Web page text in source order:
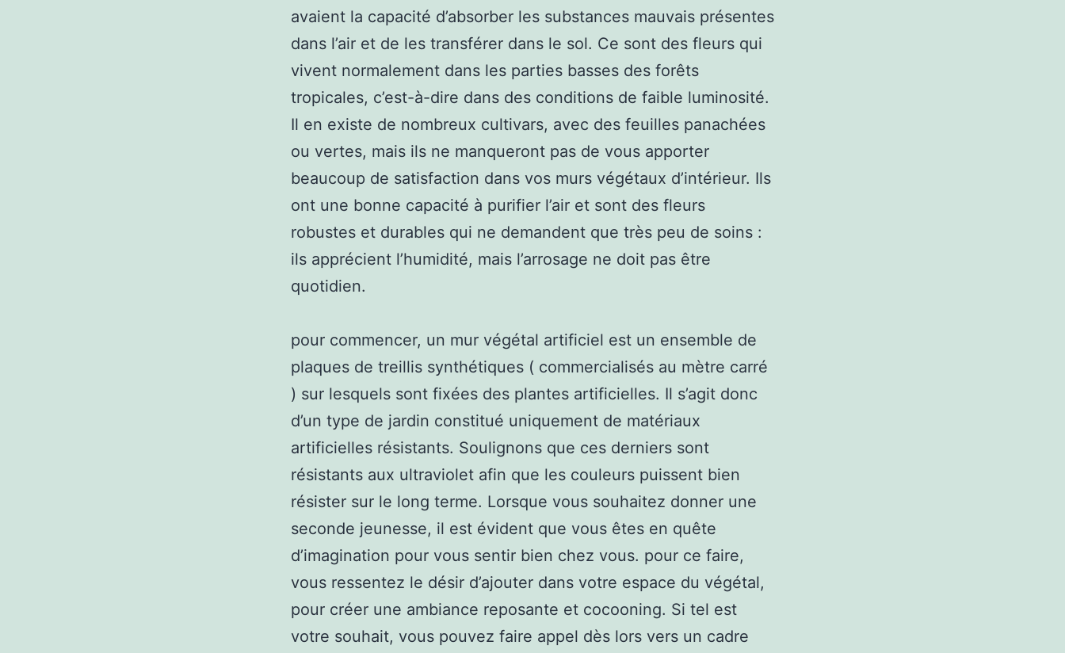
avaient la capacité d’absorber les substances mauvais présentes
dans l’air et de les transférer dans le sol. Ce sont des fleurs qui
vivent normalement dans les parties basses des forêts
tropicales, c’est-à-dire dans des conditions de faible luminosité.
Il en existe de nombreux cultivars, avec des feuilles panachées
ou vertes, mais ils ne manqueront pas de vous apporter
beaucoup de satisfaction dans vos murs végétaux d’intérieur. Ils
ont une bonne capacité à purifier l’air et sont des fleurs
robustes et durables qui ne demandent que très peu de soins :
ils apprécient l’humidité, mais l’arrosage ne doit pas être
quotidien.
pour commencer, un mur végétal artificiel est un ensemble de
plaques de treillis synthétiques ( commercialisés au mètre carré
) sur lesquels sont fixées des plantes artificielles. Il s’agit donc
d’un type de jardin constitué uniquement de matériaux
artificielles résistants. Soulignons que ces derniers sont
résistants aux ultraviolet afin que les couleurs puissent bien
résister sur le long terme. Lorsque vous souhaitez donner une
seconde jeunesse, il est évident que vous êtes en quête
d’imagination pour vous sentir bien chez vous. pour ce faire,
vous ressentez le désir d’ajouter dans votre espace du végétal,
pour créer une ambiance reposante et cocooning. Si tel est
votre souhait, vous pouvez faire appel dès lors vers un cadre